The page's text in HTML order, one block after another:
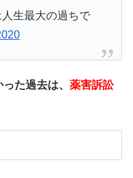
生最大の過ちで
た過去は、 薬害訴訟